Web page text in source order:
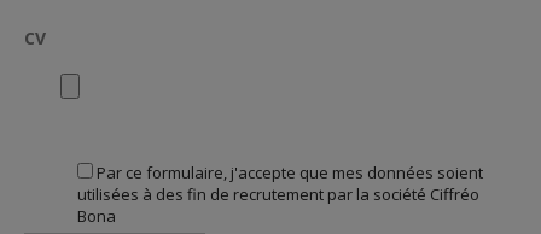
CV
Par ce formulaire, j'accepte que mes données soient
utilisées à des fin de recrutement par la société Ciffréo
Bona